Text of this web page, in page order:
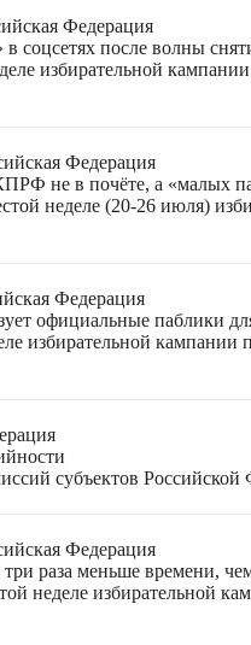
Федерация
соцсетях после волны
избирательной
Федерация
не в почёте, а «малых
неделе (20-26 июля)
Федерация
официальные паблики
избирательной
субъектов
Федерация
раза меньше времени,
неделе избирательной